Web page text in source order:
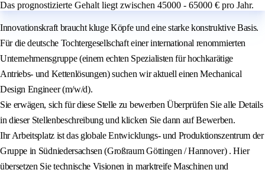
Das prognostizierte Gehalt liegt zwischen 45000 - 65000 € pro Jahr.
Innovationskraft braucht kluge Köpfe und eine starke konstruktive Basis.
Für die deutsche Tochtergesellschaft einer international renommierten
Unternehmensgruppe (einem echten Spezialisten für hochkarätige
Antriebs- und Kettenlösungen) suchen wir aktuell einen Mechanical
Design Engineer (m/w/d).
Sie erwägen, sich für diese Stelle zu bewerben Überprüfen Sie alle Details
in dieser Stellenbeschreibung und klicken Sie dann auf Bewerben.
Ihr Arbeitsplatz ist das globale Entwicklungs- und Produktionszentrum der
Gruppe in Südniedersachsen (Großraum Göttingen / Hannover) . Hier
übersetzen Sie technische Visionen in marktreife Maschinen und